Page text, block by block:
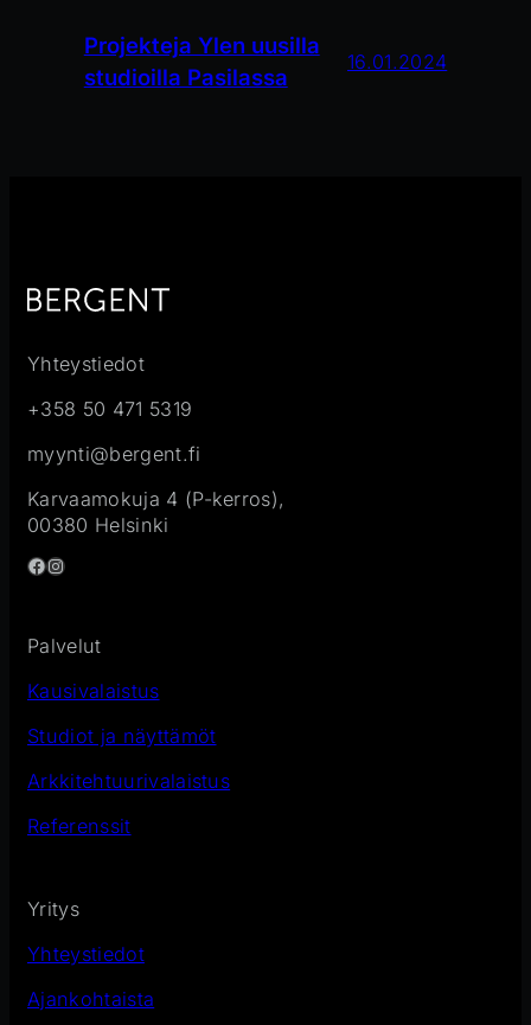
Projekteja Ylen uusilla
studioilla Pasilassa
16.01.2024
Yhteystiedot
+358 50 471 5319
myynti@bergent.fi
Karvaamokuja 4 (P-kerros),
00380 Helsinki
Facebook
Instagram
Palvelut
Kausivalaistus
Studiot ja näyttämöt
Arkkitehtuurivalaistus
Referenssit
Yritys
Yhteystiedot
Ajankohtaista